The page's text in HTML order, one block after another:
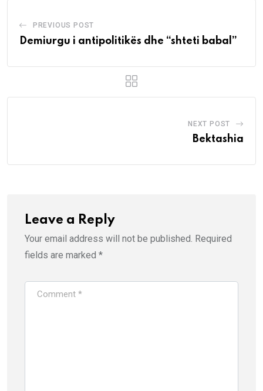
PREVIOUS POST
Demiurgu i antipolitikës dhe “shteti babal”
NEXT POST
Bektashia
Leave a Reply
Your email address will not be published. Required
fields are marked *